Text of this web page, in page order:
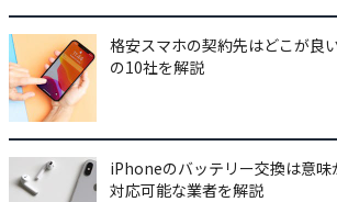
格安スマホの契約先はどこが良
の10社を解説
iPhoneのバッテリー交換は意味
対応可能な業者を解説